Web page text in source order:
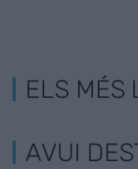
ELS MÉS
AVUI